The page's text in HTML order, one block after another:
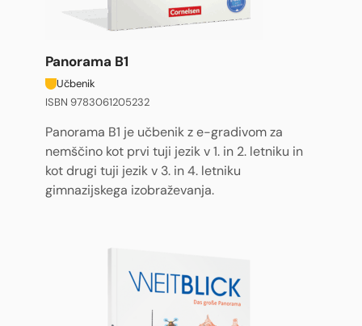
Panorama B1
Učbenik
ISBN 9783061205232
Panorama B1 je učbenik z e-gradivom za
nemščino kot prvi tuji jezik v 1. in 2. letniku in
kot drugi tuji jezik v 3. in 4. letniku
gimnazijskega izobraževanja.